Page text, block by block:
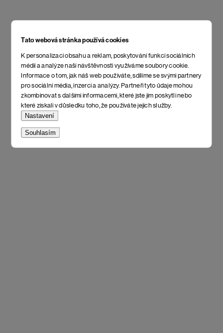
Tato webová stránka používá cookies
K personalizaci obsahu a reklam, poskytování funkcí sociálních
médií a analýze naší návštěvnosti využíváme soubory cookie.
Informace o tom, jak náš web používáte, sdílíme se svými partnery
pro sociální média, inzerci a analýzy. Partneři tyto údaje mohou
zkombinovat s dalšími informacemi, které jste jim poskytli nebo
které získali v důsledku toho, že používáte jejich služby.
Nastavení
Souhlasím